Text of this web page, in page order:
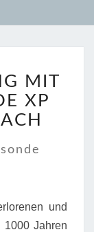
MIT
XP
und
1000 Jahren